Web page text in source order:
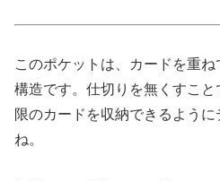
このポケットは、カードを重
構造です。仕切りを無くすこ
限のカードを収納できるよう
ね。